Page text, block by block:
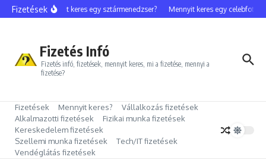
Ugrás a tartalomhoz
FizetésekMennyit keres egy sztármenedzser? Mennyit keres egy celebfotós?
Fizetés Infó
Fizetés infó, fizetések, mennyit keres, mi a fizetése, mennyi a
fizetése?
Fizetések Mennyit keres?
Vállalkozás fizetések
Alkalmazotti fizetések
Fizikai munka fizetések
Kereskedelem fizetések
Szellemi munka fizetések
Tech/IT fizetések
Vendéglátás fizetések